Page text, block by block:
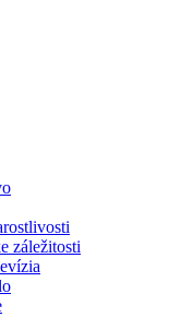
záležitosti